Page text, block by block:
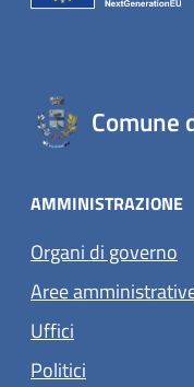
Comune
AMMINISTRAZIONE
Organi di governo
Aree
Uffici
Politici